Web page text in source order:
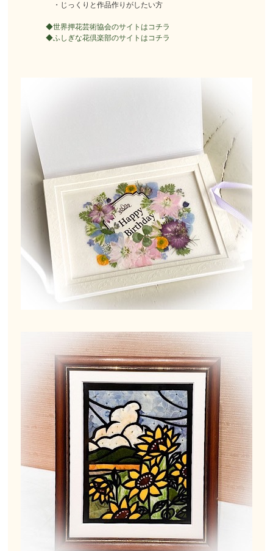
・じっくりと作品作りがしたい方
◆世界押花芸術協会のサイトはコチラ
◆ふしぎな花倶楽部のサイトはコチラ